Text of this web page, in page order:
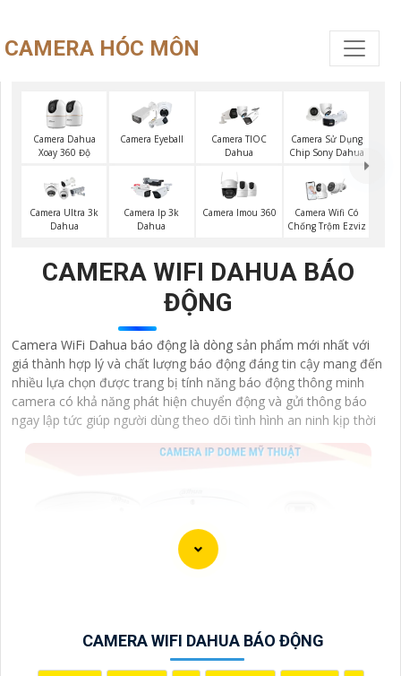
CAMERA HÓC MÔN
Camera Dahua
Xoay 360 Độ
Camera Eyeball
Camera TIOC
Dahua
Camera Sử Dụng
Chip Sony Dahua
Camera Ultra 3k
Dahua
Camera Ip 3k
Dahua
Camera Imou 360
Camera Wifi Có
Chống Trộm Ezviz
CAMERA WIFI DAHUA BÁO
ĐỘNG
Camera WiFi Dahua báo động là dòng sản phẩm mới nhất với
giá thành hợp lý và chất lượng báo động đáng tin cậy mang đến
nhiều lựa chọn được trang bị tính năng báo động thông minh
camera có khả năng phát hiện chuyển động và gửi thông báo
ngay lập tức giúp người dùng theo dõi tình hình an ninh kịp thời
CAMERA WIFI DAHUA BÁO ĐỘNG